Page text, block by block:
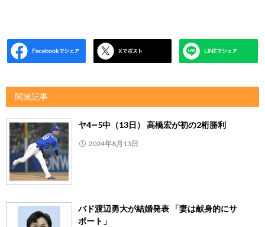
関連記事
ヤ4―5中（13日） 高橋宏が初の2桁勝利
2024年8月13日
バド渡辺勇大が結婚発表 「妻は献身的にサ
ポート」